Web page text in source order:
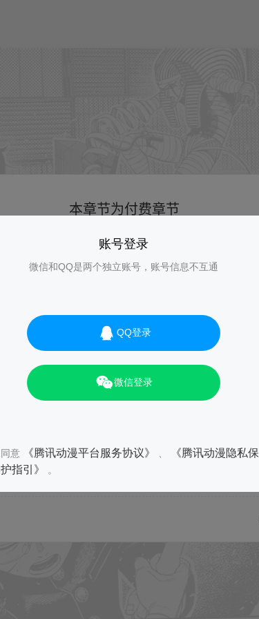
账号登录
微信和QQ是两个独立账号，账号信息不互通
QQ登录
微信登录
同意 《腾讯动漫平台服务协议》
《腾讯动漫隐私保
护指引》
。
01